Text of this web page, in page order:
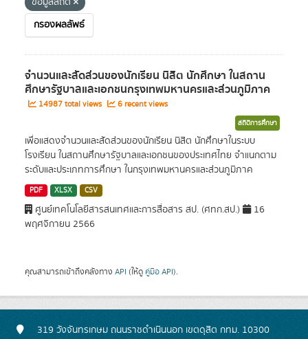
กรองผลลัพธ์
จำนวนและสัดส่วนของนักเรียน นิสิต นักศึกษา ในสถาน
ศึกษารัฐบาลและเอกชนกรุงเทพมหานครและส่วนภูมิภาค
14987 total views 6 recent views
สถิติการศึกษา
เพื่อแสดงจำนวนและสัดส่วนของนักเรียน นิสิต นักศึกษาในระบบ
โรงเรียน ในสถานศึกษารัฐบาลและเอกชนของประเทศไทย จำแนกตาม
ระดับและประเภทการศึกษา ในกรุงเทพมหานครและส่วนภูมิภาค
PDF XLSX CSV
ศูนย์เทคโนโลยีสารสนเทศและการสื่อสาร สป. (ศทก.สป.)
16
พฤศจิกายน 2566
คุณสามารถเข้าถึงคลังทาง API (ให้ดู คู่มือ API).
319 วังจันทรเกษม ถนนราชดำเนินนอก เขตดุสิต กทม. 10300